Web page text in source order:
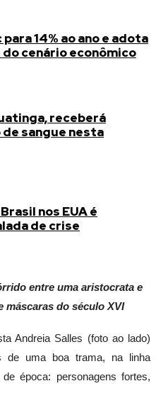
14% ao ano e adota
cenário econômico
receberá
sangue nesta
nos EUA é
de crise
entre uma aristocrata e
máscaras do século XVI
Andreia Salles (foto ao lado)
de uma boa trama, na linha
época: personagens fortes,